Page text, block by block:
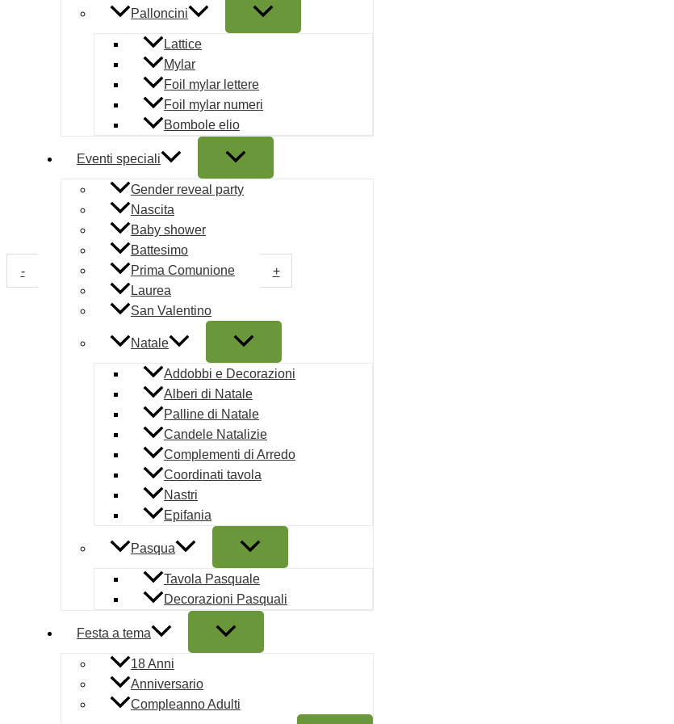
Palloncini
Lattice
Mylar
Foil mylar lettere
Foil mylar numeri
Bombole elio
Eventi speciali
Gender reveal party
Nascita
Baby shower
Battesimo
Prima Comunione
Laurea
San Valentino
Natale
Addobbi e Decorazioni
Alberi di Natale
Palline di Natale
Candele Natalizie
Complementi di Arredo
Coordinati tavola
Nastri
Epifania
Pasqua
Tavola Pasquale
Decorazioni Pasquali
Festa a tema
18 Anni
Anniversario
Compleanno Adulti
Realizzato in tessuto di qualità che
mantiene la piega rigida della corona senza appesantire la testa durante i
festeggiamenti.
Dettaglio nappa in movimento:Completo di una nappa coordinata e
fluida, ideale per il tradizionale rito del “lancio del tocco” a fine cerimonia.
Perfetto per foto ricordo:
L’accessorio fotografico indispensabile per
immortalare il giorno della laurea, perfetto da abbinare a papillon, nastri
rossi e coroncine d’alloro.
Disponibilità: Disponibile
-
Cappello Tocco Laurea quantità +
AGGIUNGI AL CARRELLO
Categoria: Laurea accessori laurea
MULTICOLOR tocco universitario
Pagamenti sicuri
Cappello Tocco Laurea
Il momento della proclamazione è il culmine di anni di sacrifici, studio e dedizione. Il Cappello Tocco Laurea
accademico dona un tocco di solennità e tradizione al giorno più importante del tuo percorso universitario.
La struttura del cappello è studiata per offrire il massimo del comfort e della vestibilità per tutta la durata dell’evento,
festeggiamenti più dinamici con amici e parenti. Il tessuto nero di finitura conferisce un aspetto elegante e sobrio,
dinamico perfetto per gli scatti fotografici e i video ricordo. La stabilità è garantita da una calzata avvolgente che